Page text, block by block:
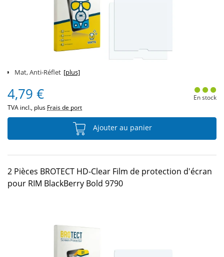
Mat, Anti-Réflet [plus]
4,79 €
TVA incl., plus Frais de port
En stock
Ajouter au panier
2 Pièces BROTECT HD-Clear Film de protection d'écran
pour RIM BlackBerry Bold 9790